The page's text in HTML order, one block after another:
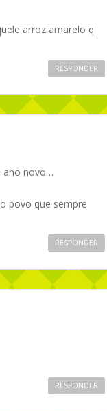
arroz amarelo q
RESPONDER
ano novo…
povo que sempre
RESPONDER
RESPONDER